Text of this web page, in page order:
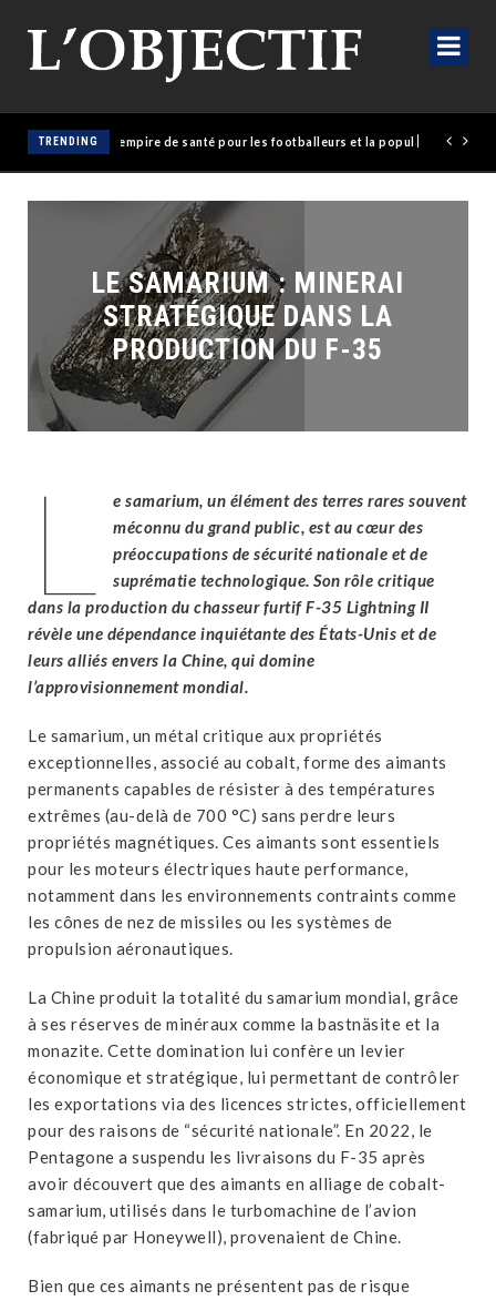
TRENDING
érige un empire de santé pour les footballeurs et la population
LE SAMARIUM : MINERAI
STRATÉGIQUE DANS LA
PRODUCTION DU F-35
L
e samarium, un élément des terres rares souvent
méconnu du grand public, est au cœur des
préoccupations de sécurité nationale et de
suprématie technologique. Son rôle critique
dans la production du chasseur furtif F-35 Lightning II
révèle une dépendance inquiétante des États-Unis et de
leurs alliés envers la Chine, qui domine
l’approvisionnement mondial.
Le samarium, un métal critique aux propriétés
exceptionnelles, associé au cobalt, forme des aimants
permanents capables de résister à des températures
extrêmes (au-delà de 700 °C) sans perdre leurs
propriétés magnétiques. Ces aimants sont essentiels
pour les moteurs électriques haute performance,
notamment dans les environnements contraints comme
les cônes de nez de missiles ou les systèmes de
propulsion aéronautiques.
La Chine produit la totalité du samarium mondial, grâce
à ses réserves de minéraux comme la bastnäsite et la
monazite. Cette domination lui confère un levier
économique et stratégique, lui permettant de contrôler
les exportations via des licences strictes, officiellement
pour des raisons de “sécurité nationale”. En 2022, le
Pentagone a suspendu les livraisons du F-35 après
avoir découvert que des aimants en alliage de cobalt-
samarium, utilisés dans le turbomachine de l’avion
(fabriqué par Honeywell), provenaient de Chine.
Bien que ces aimants ne présentent pas de risque